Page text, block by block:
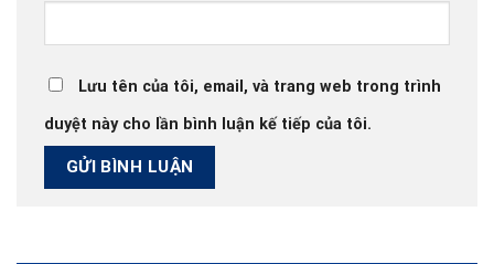
Lưu tên của tôi, email, và trang web trong trình
duyệt này cho lần bình luận kế tiếp của tôi.